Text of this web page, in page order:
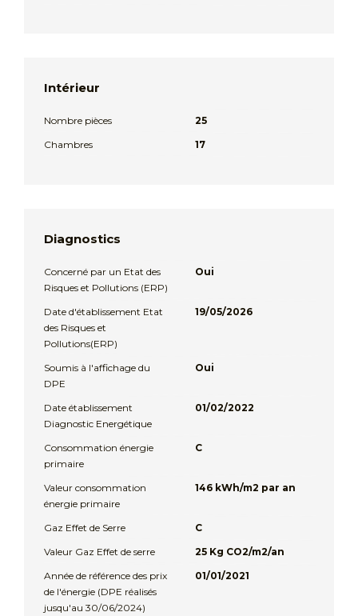
Intérieur
Nombre pièces
25
Chambres
17
Diagnostics
Concerné par un Etat des
Risques et Pollutions (ERP)
Oui
Date d'établissement Etat
des Risques et
Pollutions(ERP)
19/05/2026
Soumis à l'affichage du
DPE
Oui
Date établissement
Diagnostic Energétique
01/02/2022
Consommation énergie
primaire
C
Valeur consommation
énergie primaire
146 kWh/m2 par an
Gaz Effet de Serre
C
Valeur Gaz Effet de serre
25 Kg CO2/m2/an
Année de référence des prix
de l'énergie (DPE réalisés
jusqu'au 30/06/2024)
01/01/2021